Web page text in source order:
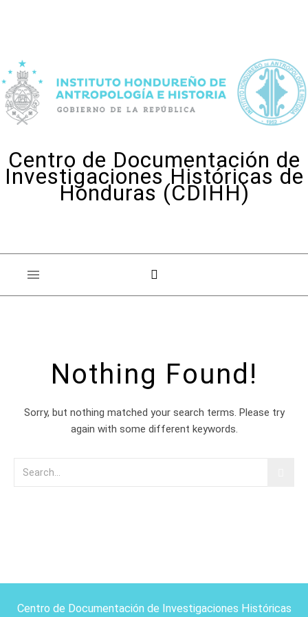
Centro de Documentación de
Investigaciones Históricas de
Honduras (CDIHH)
Nothing Found!
Sorry, but nothing matched your search terms. Please try
again with some different keywords.
Centro de Documentación de Investigaciones Históricas